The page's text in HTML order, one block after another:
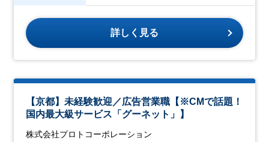
詳しく見る
【京都】未経験歓迎／広告営業職【※CMで話題！
国内最大級サービス「グーネット」】
株式会社プロトコーポレーション